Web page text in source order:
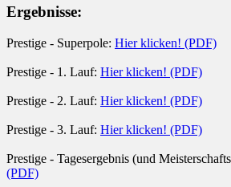
Ergebnisse:
Prestige - Superpole: Hier klicken! (PDF)
Prestige - 1. Lauf: Hier klicken! (PDF)
Prestige - 2. Lauf: Hier klicken! (PDF)
Prestige - 3. Lauf: Hier klicken! (PDF)
Prestige - Tagesergebnis (und
(PDF)